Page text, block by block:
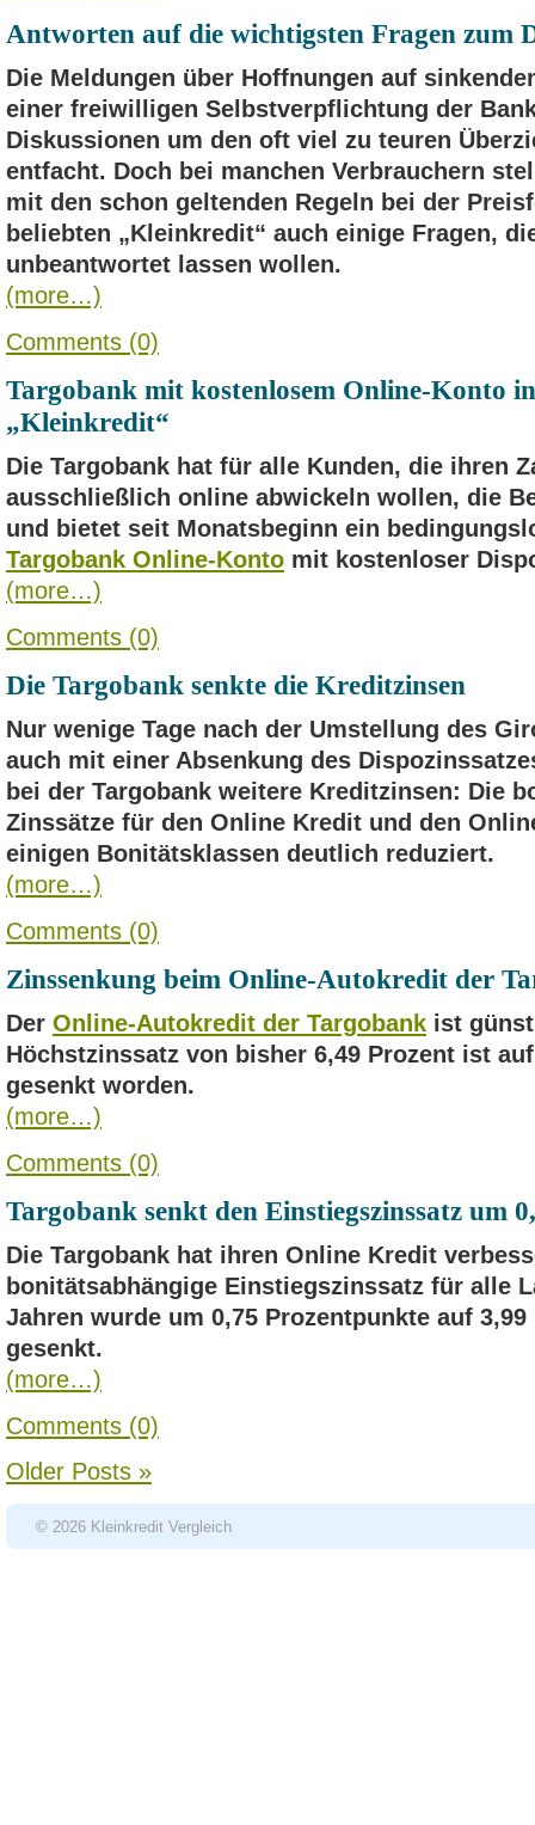
Antworten auf die wichtigsten Fragen zum
Die Meldungen über Hoffnungen auf
einer freiwilligen Selbstverpflichtung der
Diskussionen um den oft viel zu teuren
entfacht. Doch bei manchen Verbrauchern
mit den schon geltenden Regeln bei der
beliebten „Kleinkredit“ auch einige Fragen,
unbeantwortet lassen wollen.
(more…)
Comments (0)
Targobank mit kostenlosem Online-Konto
„Kleinkredit“
Die Targobank hat für alle Kunden, die ihren
ausschließlich online abwickeln wollen, die
und bietet seit Monatsbeginn ein
Targobank Online-Konto mit kostenloser
(more…)
Comments (0)
Die Targobank senkte die Kreditzinsen
Nur wenige Tage nach der Umstellung des
auch mit einer Absenkung des
bei der Targobank weitere Kreditzinsen: Die
Zinssätze für den Online Kredit und den
einigen Bonitätsklassen deutlich reduziert.
(more…)
Comments (0)
Zinssenkung beim Online-Autokredit der
Der Online-Autokredit der Targobank ist
Höchstzinssatz von bisher 6,49 Prozent ist
gesenkt worden.
(more…)
Comments (0)
Targobank senkt den Einstiegszinssatz um
Die Targobank hat ihren Online Kredit
bonitätsabhängige Einstiegszinssatz für alle
Jahren wurde um 0,75 Prozentpunkte auf
gesenkt.
(more…)
Comments (0)
Older Posts »
© 2026 Kleinkredit Vergleich